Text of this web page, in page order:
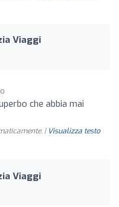
Viaggi
che abbia mai
| Visualizza testo
Viaggi